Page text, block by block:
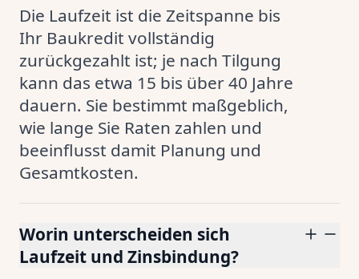
Die Laufzeit ist die Zeitspanne bis
Ihr Baukredit vollständig
zurückgezahlt ist; je nach Tilgung
kann das etwa 15 bis über 40 Jahre
dauern. Sie bestimmt maßgeblich,
wie lange Sie Raten zahlen und
beeinflusst damit Planung und
Gesamtkosten.
Worin unterscheiden sich
Laufzeit und Zinsbindung?